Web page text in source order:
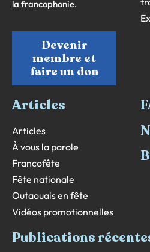
la francophonie.
Devenir
membre et
faire un don
Articles
Articles
À vous la parole
Francofête
Fête nationale
Outaouais en fête
Vidéos promotionnelles
Publications